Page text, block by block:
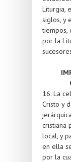
Liturgia,
siglos, y
tiempos,
por la
16. La
Cristo y
cristiana
local, y
en ella
por la